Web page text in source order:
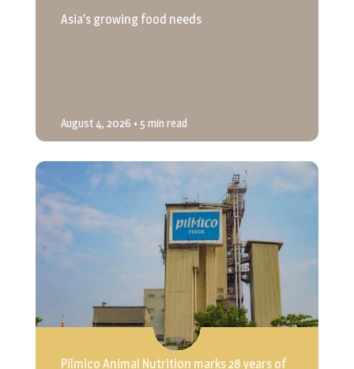
Asia’s growing food needs
August 4, 2026 • 5 min read
Pilmico Animal Nutrition marks 28 years of